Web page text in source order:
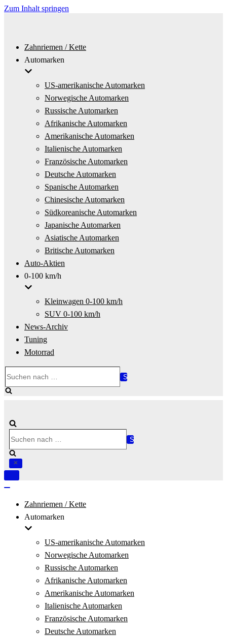
Zum Inhalt springen
Zahnriemen / Kette
Automarken
US-amerikanische Automarken
Norwegische Automarken
Russische Automarken
Afrikanische Automarken
Amerikanische Automarken
Italienische Automarken
Französische Automarken
Deutsche Automarken
Spanische Automarken
Chinesische Automarken
Südkoreanische Automarken
Japanische Automarken
Asiatische Automarken
Britische Automarken
Auto-Aktien
0-100 km/h
Kleinwagen 0-100 km/h
SUV 0-100 km/h
News-Archiv
Tuning
Motorrad
nach …
nach …
Navigation
Zahnriemen / Kette
Automarken
US-amerikanische Automarken
Norwegische Automarken
Russische Automarken
Afrikanische Automarken
Amerikanische Automarken
Italienische Automarken
Französische Automarken
Deutsche Automarken